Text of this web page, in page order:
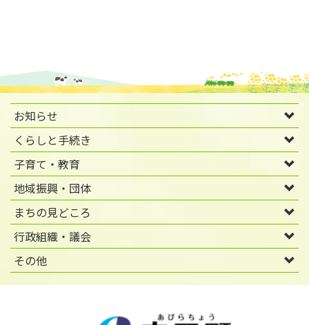
お知らせ
くらしと手続き
子育て・教育
地域振興・団体
まちの見どころ
行政組織・議会
その他